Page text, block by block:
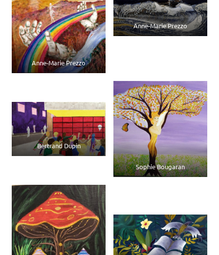
Anne-Marie Prezzo
Anne-Marie Prezzo
Bertrand Dupin
Sophie Bougaran